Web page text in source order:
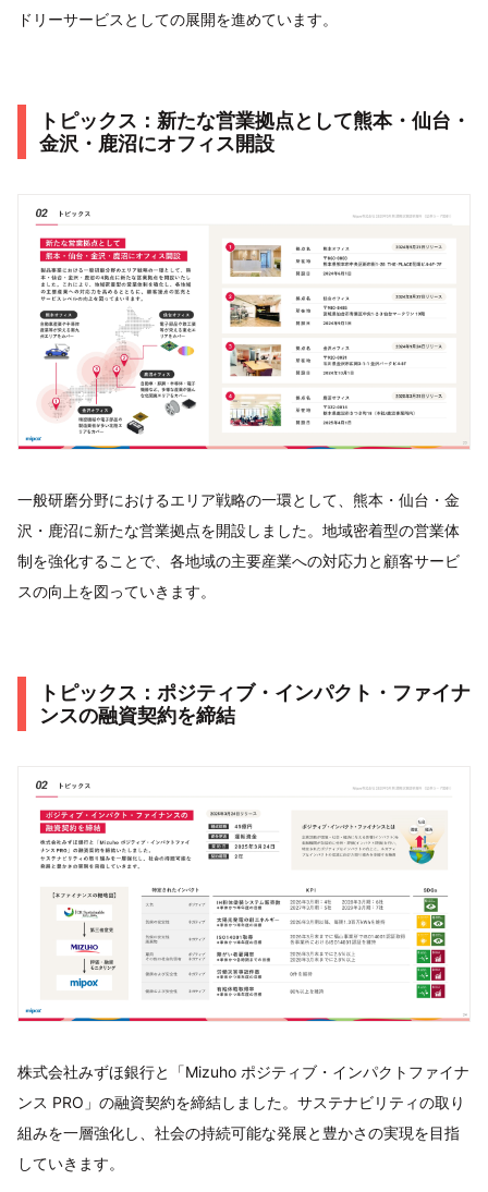
ドリーサービスとしての展開を進めています。
トピックス：新たな営業拠点として熊本・仙台・
金沢・鹿沼にオフィス開設
一般研磨分野におけるエリア戦略の一環として、熊本・仙台・金
沢・鹿沼に新たな営業拠点を開設しました。地域密着型の営業体
制を強化することで、各地域の主要産業への対応力と顧客サービ
スの向上を図っていきます。
トピックス：ポジティブ・インパクト・ファイナ
ンスの融資契約を締結
株式会社みずほ銀行と「Mizuho ポジティブ・インパクトファイナ
ンス PRO」の融資契約を締結しました。サステナビリティの取り
組みを一層強化し、社会の持続可能な発展と豊かさの実現を目指
していきます。